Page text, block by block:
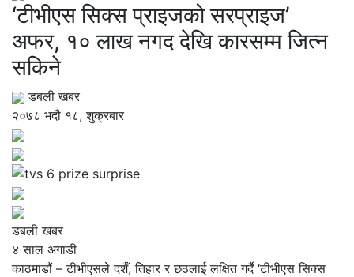
‘टीभीएस सिक्स प्राइजको सरप्राइज’
अफर, १० लाख नगद देखि कारसम्म जित्न
सकिने
डबली खबर
२०७८ भदौ १८, शुक्रबार
डबली खबर
४ साल अगाडी
काठमाडौं – टीभीएसले दशैँ, तिहार र छठलाई लक्षित गर्दै ‘टीभीएस सिक्स